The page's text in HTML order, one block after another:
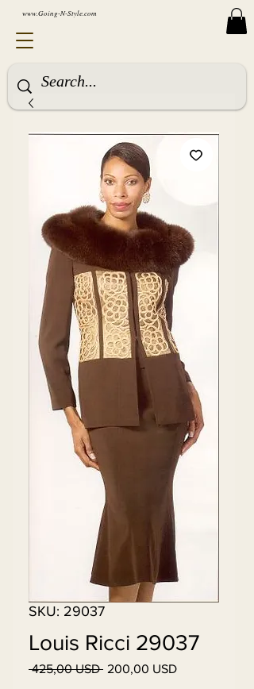
www.Going-N-Style.com
SKU: 29037
Louis Ricci 29037
425,00 USD Vanlig
200,00 USDSalgspris